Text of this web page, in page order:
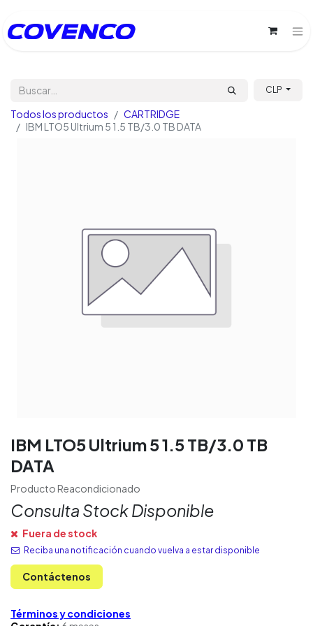
CLP
Todos los productos
CARTRIDGE
IBM LTO5 Ultrium 5 1.5 TB/3.0 TB DATA
IBM LTO5 Ultrium 5 1.5 TB/3.0 TB
DATA
Producto Reacondicionado
Consulta Stock Disponible
Fuera de stock
Reciba una notificación cuando vuelva a estar disponible
Contáctenos
Términos y condiciones